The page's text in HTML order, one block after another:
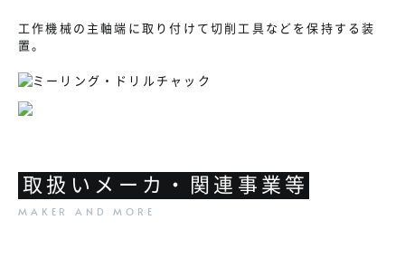
工作機械の主軸端に取り付けて切削工具などを保持する装
置。
取扱いメーカ・関連事業等